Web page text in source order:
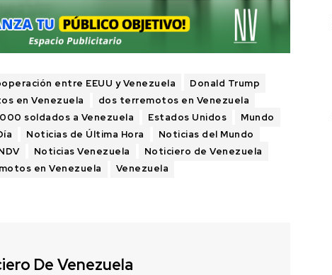
entre EEUU y Venezuela
Donald Trump
en Venezuela
dos terremotos en Venezuela
soldados a Venezuela
Estados Unidos
Mundo
Noticias de Última Hora
Noticias del Mundo
Noticias Venezuela
Noticiero de Venezuela
en Venezuela
Venezuela
De Venezuela